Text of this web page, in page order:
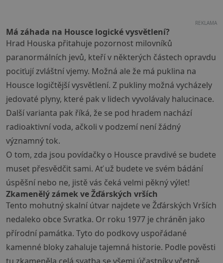
REKLAMA
Má záhada na Housce logické vysvětlení?
Hrad Houska přitahuje pozornost milovníků
paranormálních jevů, kteří v některých částech opravdu
pociťují zvláštní vjemy. Možná ale že má puklina na
Housce logičtější vysvětlení. Z pukliny možná vycházely
jedovaté plyny, které pak v lidech vyvolávaly halucinace.
Další varianta pak říká, že se pod hradem nachází
radioaktivní voda, ačkoli v podzemí není žádný
významný tok.
O tom, zda jsou povídačky o Housce pravdivé se budete
muset přesvědčit sami. Ať už budete ve svém bádání
úspěšní nebo ne, jistě vás čeká velmi pěkný výlet!
Zkamenělý zámek ve Žďárských vrších
Tento mohutný skalní útvar najdete ve Žďárských Vrších
nedaleko obce Svratka. Or roku 1977 je chráněn jako
přírodní památka. Tyto do podkovy uspořádané
kamenné bloky zahaluje tajemná historie. Podle pověsti